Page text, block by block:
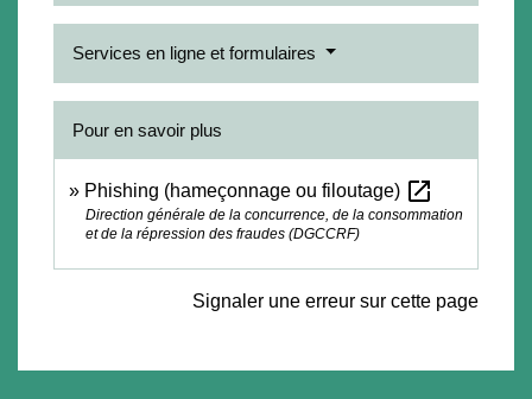
Services en ligne et formulaires
Pour en savoir plus
Phishing (hameçonnage ou filoutage) open_in_new
Direction générale de la concurrence, de la consommation
et de la répression des fraudes (DGCCRF)
Signaler une erreur sur cette page